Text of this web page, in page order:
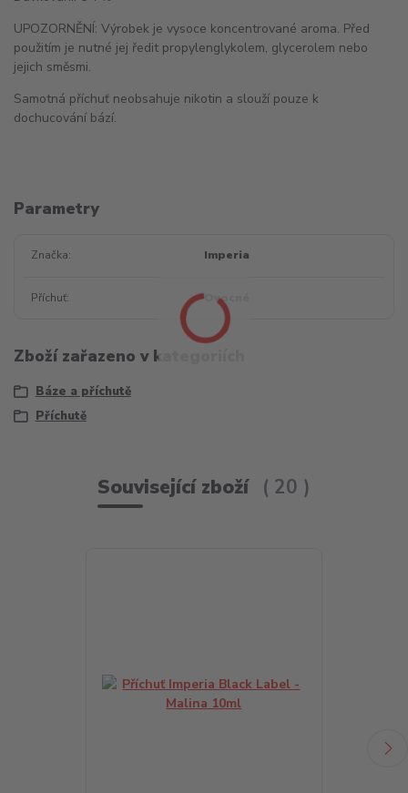
UPOZORNĚNÍ: Výrobek je vysoce koncentrované aroma. Před
použitím je nutné jej ředit propylenglykolem, glycerolem nebo
jejich směsmi.
Samotná příchuť neobsahuje nikotin a slouží pouze k
dochucování bází.
Parametry
Značka Imperia
Příchuť Ovocné
Zboží zařazeno v kategoriích
Báze a příchutě
Příchutě
Související zboží 20